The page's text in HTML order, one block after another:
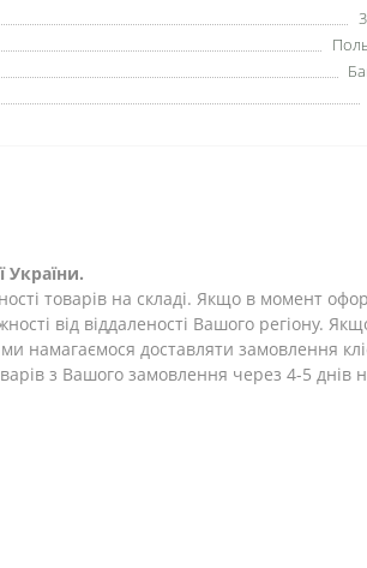
України.
товарів на складі. Якщо в момент
від віддаленості Вашого регіону.
намагаємося доставляти замовлення
з Вашого замовлення через 4-5 днів